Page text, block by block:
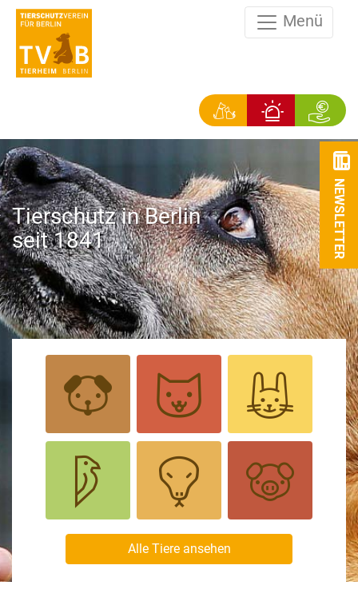
Menü
NEWSLETTER
Tierschutz in Berlin
seit 1841
Alle Tiere ansehen